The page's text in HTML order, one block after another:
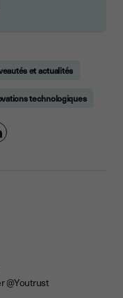
et actualités
technologiques
@Youtrust